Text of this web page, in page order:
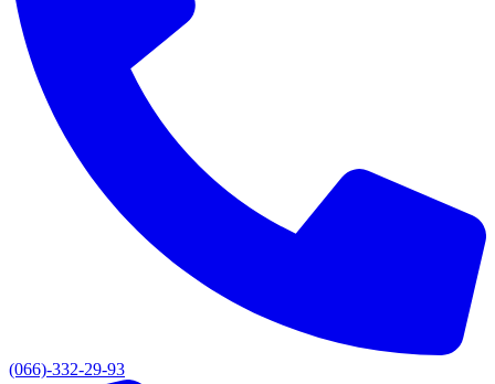
(066)-332-29-93